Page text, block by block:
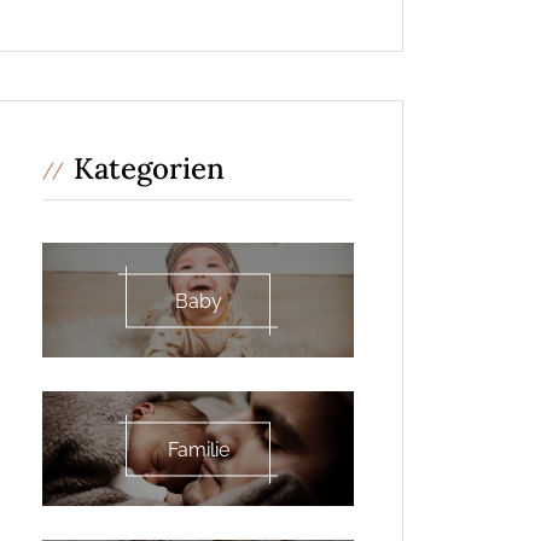
Kategorien
Baby
Familie